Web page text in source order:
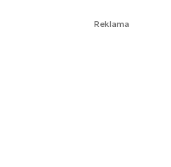
Reklama